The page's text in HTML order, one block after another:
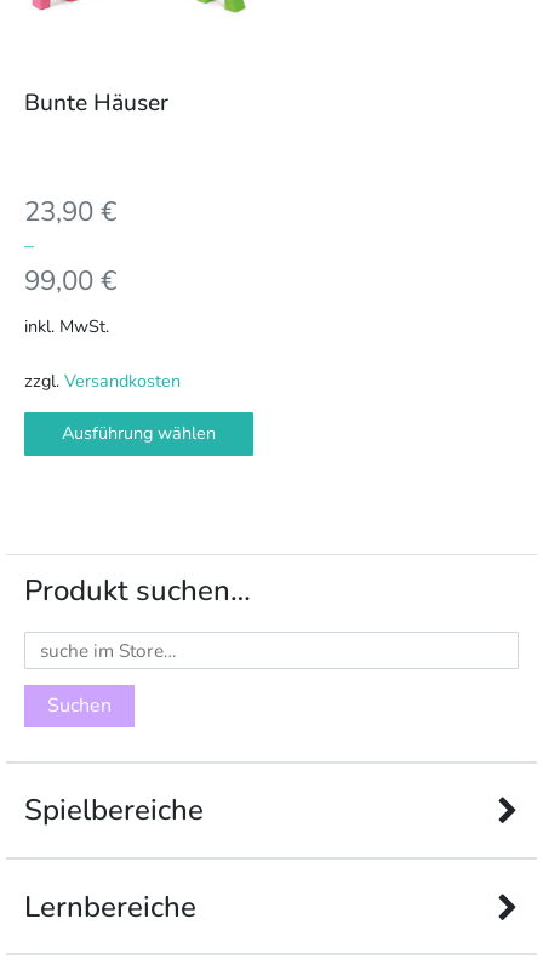
Bunte Häuser
23,90€
–
99,00€
inkl. MwSt.
zzgl. Versandkosten
Ausführung wählen
können
auf
gewählt
Produkt suchen…
Suchen
nach:
Spielbereiche
Lernbereiche